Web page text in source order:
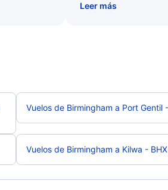
Leer más
Vuelos de Birmingham a Port Gentil
Vuelos de Birmingham a Kilwa -